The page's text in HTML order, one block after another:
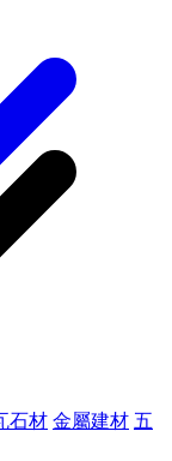
石材 金屬建材 五